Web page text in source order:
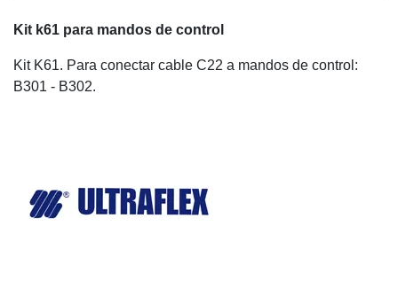
Kit k61 para mandos de control
Kit K61. Para conectar cable C22 a mandos de control:
B301 - B302.